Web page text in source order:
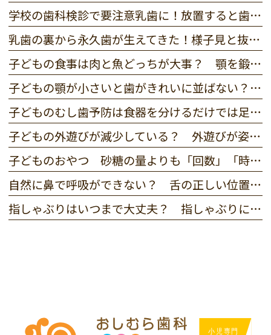
学校の歯科検診で要注意乳歯に！放置すると歯並びに影響する？
乳歯の裏から永久歯が生えてきた！様子見と抜歯の判断基準を解説
子どもの食事は肉と魚どっちが大事？ 顎を鍛える力と栄養を解説
子どもの顎が小さいと歯がきれいに並ばない？ 矯正が必要な判断基準を解説
子どものむし歯予防は食器を分けるだけでは足りない？ 親子でできる感染予防のポイント
子どもの外遊びが減少している？ 外遊びが姿勢や歯並び、脳の発育に与えるメリットと効果
子どものおやつ 砂糖の量よりも「回数」「時間」がむし歯のリスクを上げやすい理由
自然に鼻で呼吸ができない？ 舌の正しい位置とは？ 「低位舌」の症状・チェックリスト＆治し方
指しゃぶりはいつまで大丈夫？ 指しゃぶりによる歯並びの乱れへの影響・やめさせ方のポイント